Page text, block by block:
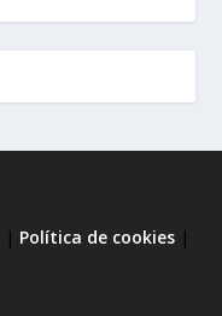
| Política de cookies |